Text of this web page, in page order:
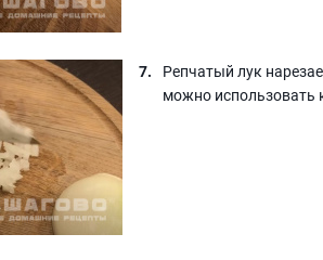
Репчатый лук
можно использовать